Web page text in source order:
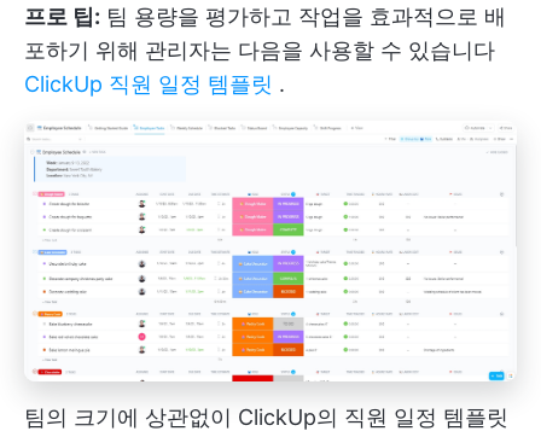
프로 팁: 팀 용량을 평가하고 작업을 효과적으로 배
포하기 위해 관리자는 다음을 사용할 수 있습니다
ClickUp 직원 일정 템플릿 .
팀의 크기에 상관없이 ClickUp의 직원 일정 템플릿